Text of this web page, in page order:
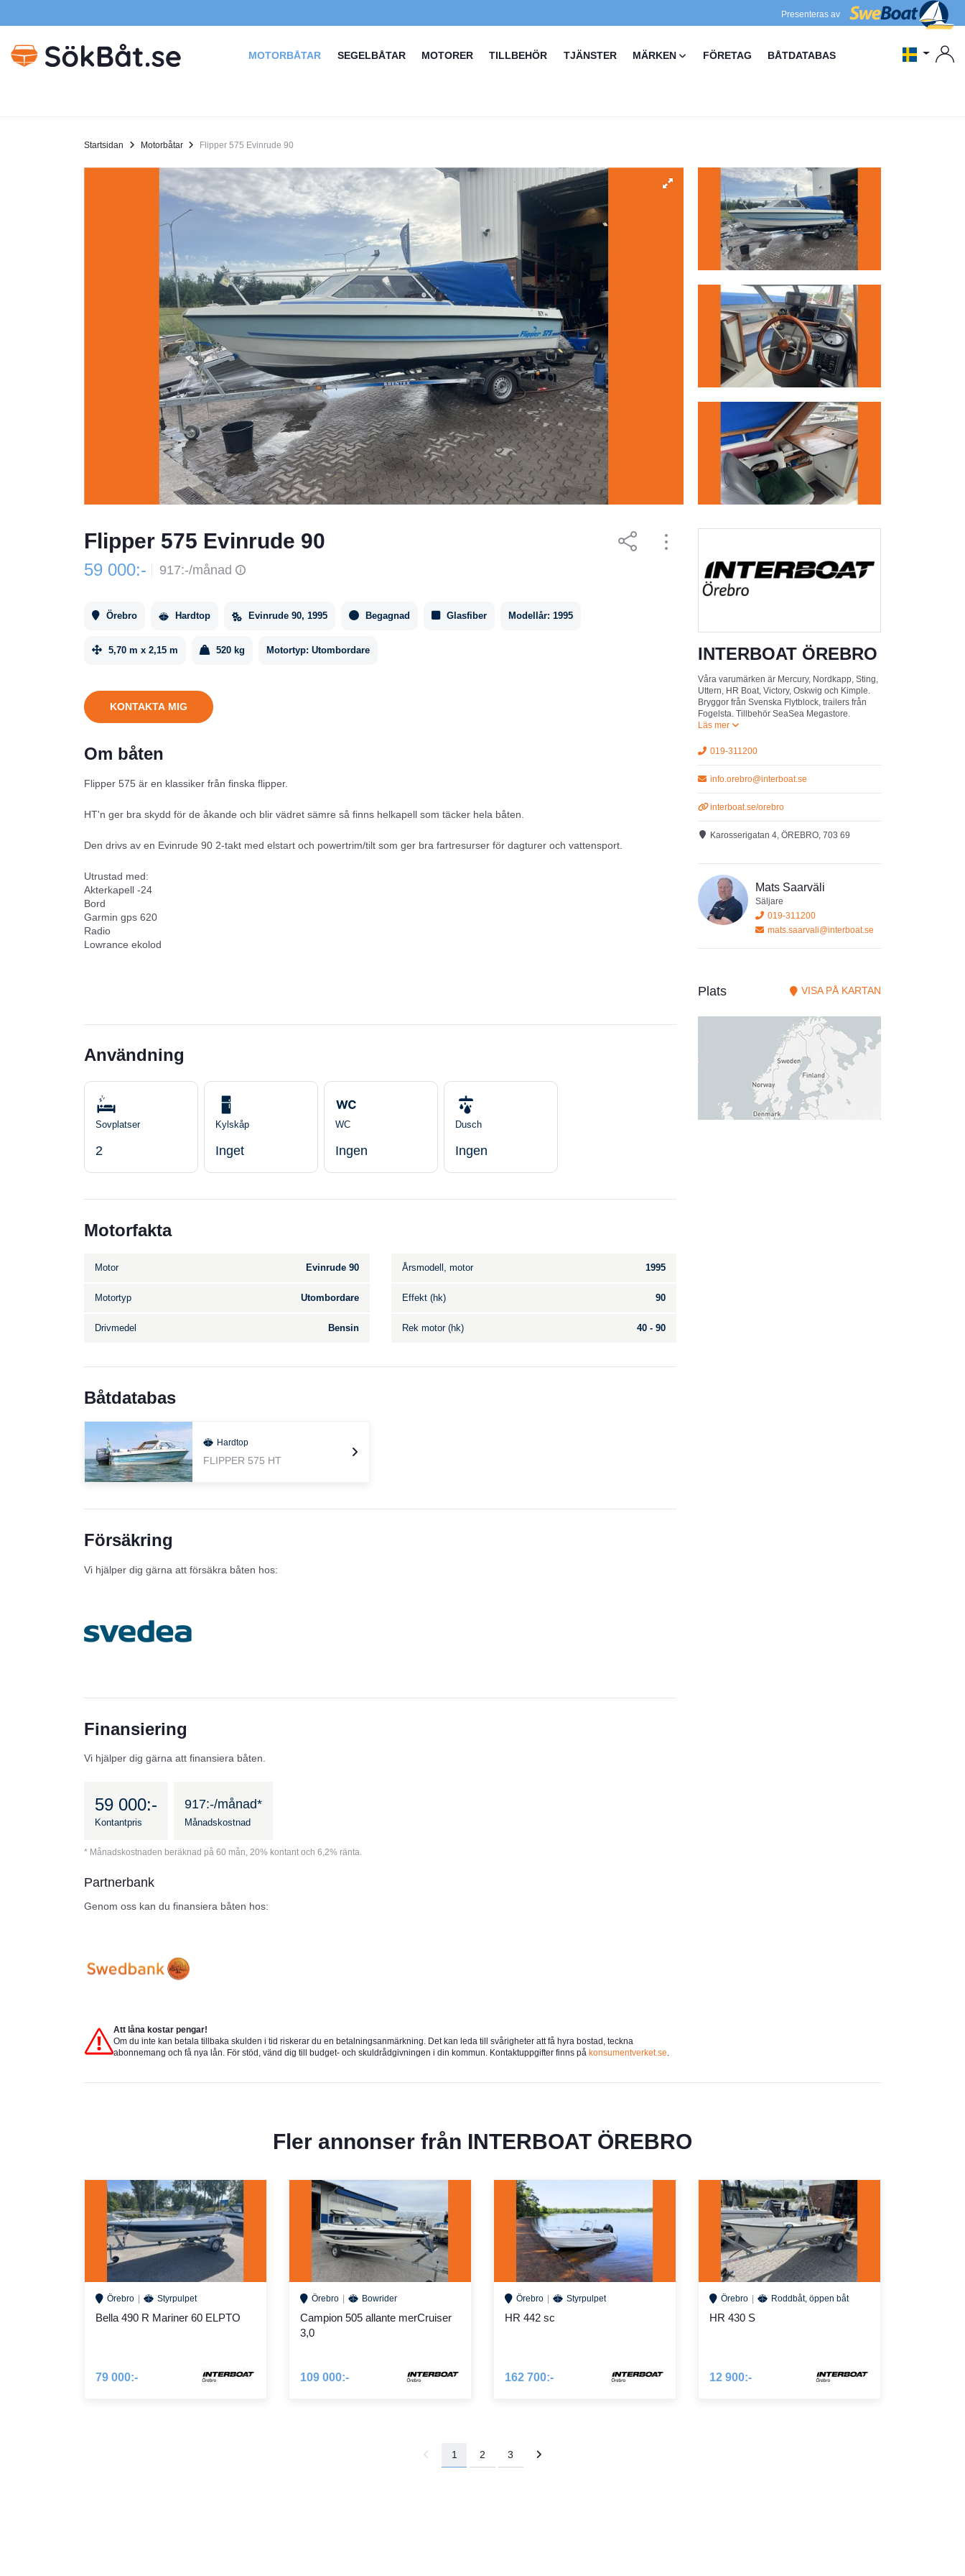
Presenteras av
MOTORBÅTAR SEGELBÅTAR MOTORER TILLBEHÖR TJÄNSTER MÄRKEN FÖRETAG BÅTDATABAS
Startsidan Motorbåtar Flipper 575 Evinrude 90
Flipper 575 Evinrude 90
59 000:- 917:-/månad
Örebro Hardtop Evinrude 90, 1995 Begagnad Glasfiber Modellår: 1995
5,70 m x 2,15 m 520 kg Motortyp: Utombordare
KONTAKTA MIG
Om båten
Flipper 575 är en klassiker från finska flipper.
HT'n ger bra skydd för de åkande och blir vädret sämre så finns helkapell som täcker hela båten.
Den drivs av en Evinrude 90 2-takt med elstart och powertrim/tilt som ger bra fartresurser för dagturer och vattensport.
Utrustad med:
Akterkapell -24
Bord
Garmin gps 620
Radio
Lowrance ekolod
Användning
Sovplatser
2
Kylskåp
Inget
WC
Ingen
Dusch
Ingen
Motorfakta
Motor Evinrude 90 Årsmodell, motor 1995
Motortyp Utombordare Effekt (hk) 90
Drivmedel Bensin Rek motor (hk) 40 - 90
Båtdatabas
Hardtop
FLIPPER 575 HT
Försäkring
Vi hjälper dig gärna att försäkra båten hos:
Finansiering
Vi hjälper dig gärna att finansiera båten.
59 000:-
Kontantpris
917:-/månad*
Månadskostnad
* Månadskostnaden beräknad på 60 mån, 20% kontant och 6,2% ränta.
Partnerbank
Genom oss kan du finansiera båten hos:
Att låna kostar pengar!
Om du inte kan betala tillbaka skulden i tid riskerar du en betalningsanmärkning. Det kan leda till svårigheter att få hyra bostad, teckna
abonnemang och få nya lån. För stöd, vänd dig till budget- och skuldrådgivningen i din kommun. Kontaktuppgifter finns på konsumentverket.se
INTERBOAT ÖREBRO
Våra varumärken är Mercury, Nordkapp, Sting,
Uttern, HR Boat, Victory, Oskwig och Kimple.
Bryggor från Svenska Flytblock, trailers från
Fogelsta. Tillbehör SeaSea Megastore.
019-311200
info.orebro@interboat.se
interboat.se/orebro
Karosserigatan 4, ÖREBRO, 703 69
Mats Saarväli
Säljare
019-311200
mats.saarvali@interboat.se
Plats VISA PÅ KARTAN
Fler annonser från INTERBOAT ÖREBRO
Örebro Styrpulpet
Bella 490 R Mariner 60 ELPTO
79 000:-
Örebro Bowrider
Campion 505 allante merCruiser
3,0
109 000:-
Örebro Styrpulpet
HR 442 sc
162 700:-
Örebro Roddbåt, öppen båt
HR 430 S
12 900:-
1 2 3